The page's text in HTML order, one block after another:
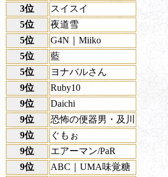
3位
スイスイ
5位
夜道雪
5位
G4N｜Miiko
5位
藍
5位
ヨナバルさん
9位
Ruby10
9位
Daichi
9位
恐怖の便器男・及川
9位
ぐもぉ
9位
エアーマン/PaR
9位
ABC｜UMA味覚糖